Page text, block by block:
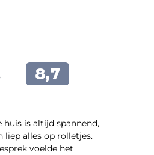
huis is altijd spannend,
liep alles op rolletjes.
voelde het